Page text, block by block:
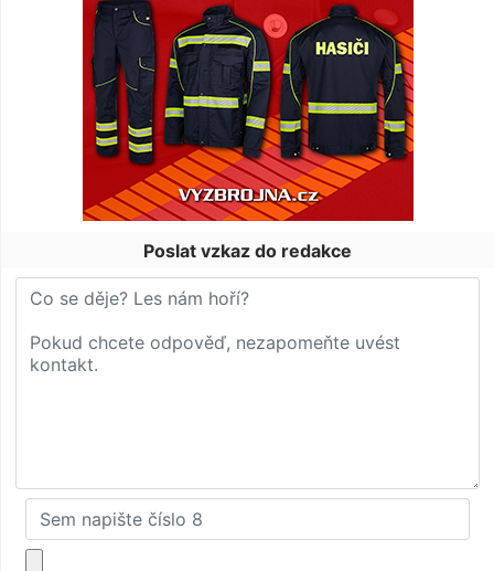
Poslat vzkaz do redakce